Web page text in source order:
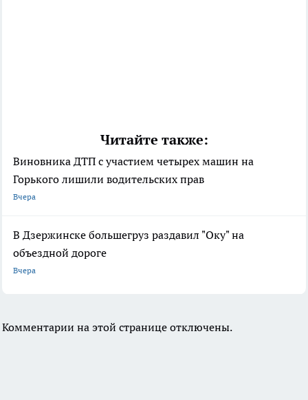
Читайте также:
Виновника ДТП с участием четырех машин на
Горького лишили водительских прав
Вчера
В Дзержинске большегруз раздавил "Оку" на
объездной дороге
Вчера
Комментарии на этой странице отключены.